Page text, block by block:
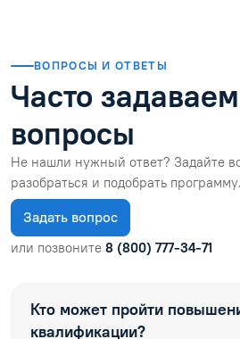
ВОПРОСЫ И ОТВЕТЫ
Часто
вопросы
Не нашли нужный ответ? Задайте
разобраться и подобрать программу.
Задать вопрос
или позвоните 8 (800) 777-34-71
Кто может пройти
квалификации?